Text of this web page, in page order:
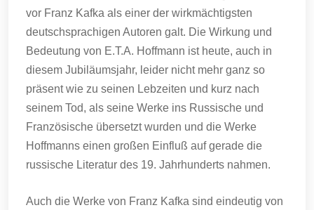
vor Franz Kafka als einer der wirkmächtigsten
deutschsprachigen Autoren galt. Die Wirkung und
Bedeutung von E.T.A. Hoffmann ist heute, auch in
diesem Jubiläumsjahr, leider nicht mehr ganz so
präsent wie zu seinen Lebzeiten und kurz nach
seinem Tod, als seine Werke ins Russische und
Französische übersetzt wurden und die Werke
Hoffmanns einen großen Einfluß auf gerade die
russische Literatur des 19. Jahrhunderts nahmen.
Auch die Werke von Franz Kafka sind eindeutig von